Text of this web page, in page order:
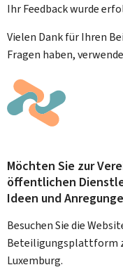
Ihr Feedback wurde
Vielen Dank für Ihren
Fragen haben,
Möchten Sie zur
öffentlichen
Ideen und
Besuchen Sie die
Beteiligungsplattform
Luxemburg.